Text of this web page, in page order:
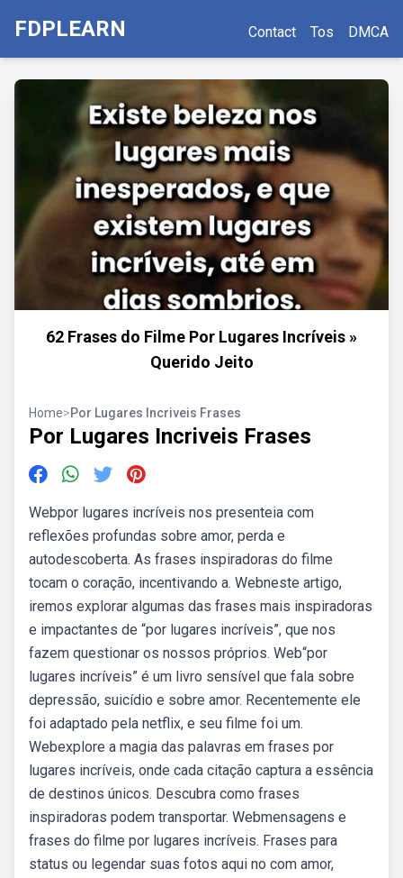
FDPLEARN Contact Tos DMCA
62 Frases do Filme Por Lugares Incríveis »
Querido Jeito
Home>Por Lugares Incriveis Frases
Por Lugares Incriveis Frases
Webpor lugares incríveis nos presenteia com
reflexões profundas sobre amor, perda e
autodescoberta. As frases inspiradoras do filme
tocam o coração, incentivando a. Webneste artigo,
iremos explorar algumas das frases mais inspiradoras
e impactantes de “por lugares incríveis”, que nos
fazem questionar os nossos próprios. Web“por
lugares incríveis” é um livro sensível que fala sobre
depressão, suicídio e sobre amor. Recentemente ele
foi adaptado pela netflix, e seu filme foi um.
Webexplore a magia das palavras em frases por
lugares incríveis, onde cada citação captura a essência
de destinos únicos. Descubra como frases
inspiradoras podem transportar. Webmensagens e
frases do filme por lugares incríveis. Frases para
status ou legendar suas fotos aqui no com amor,